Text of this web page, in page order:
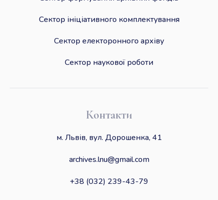
Сектор ініціативного комплектування
Сектор електоронного архіву
Сектор наукової роботи
Контакти
м. Львів, вул. Дорошенка, 41
archives.lnu@gmail.com
+38 (032) 239-43-79